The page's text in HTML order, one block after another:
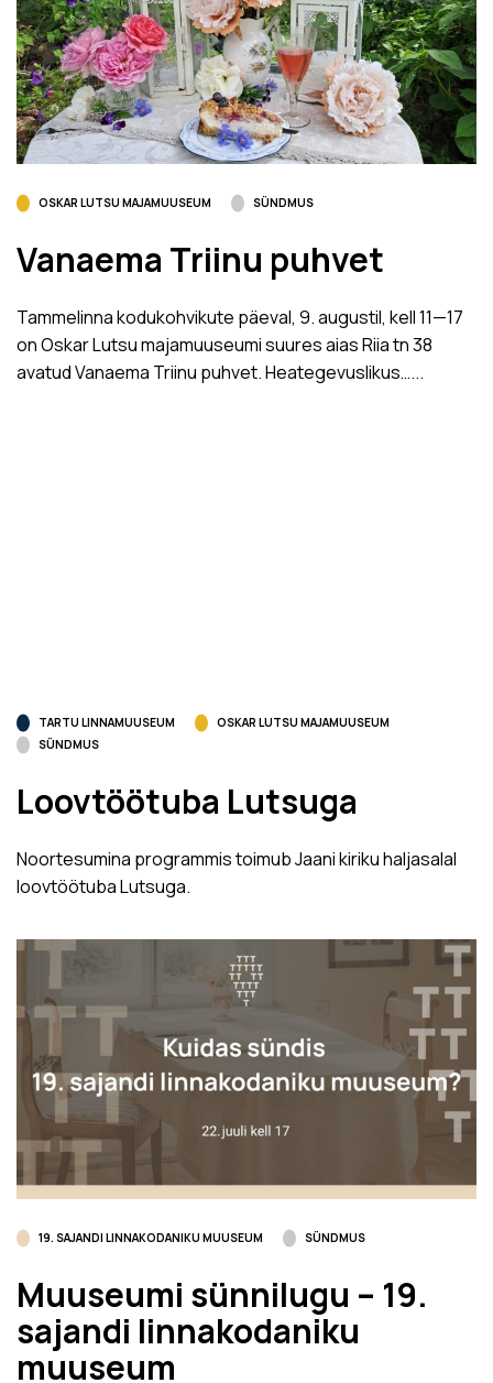
OSKAR LUTSU MAJAMUUSEUM SÜNDMUS
Vanaema Triinu puhvet
Tammelinna kodukohvikute päeval, 9. augustil, kell 11­—17
on Oskar Lutsu majamuuseumi suures aias Riia tn 38
avatud Vanaema Triinu puhvet. Heategevuslikus…...
TARTU LINNAMUUSEUM
OSKAR LUTSU MAJAMUUSEUM
SÜNDMUS
Loovtöötuba Lutsuga
Noortesumina programmis toimub Jaani kiriku haljasalal
loovtöötuba Lutsuga.
19. SAJANDI LINNAKODANIKU MUUSEUM SÜNDMUS
Muuseumi sünnilugu – 19.
sajandi linnakodaniku
muuseum